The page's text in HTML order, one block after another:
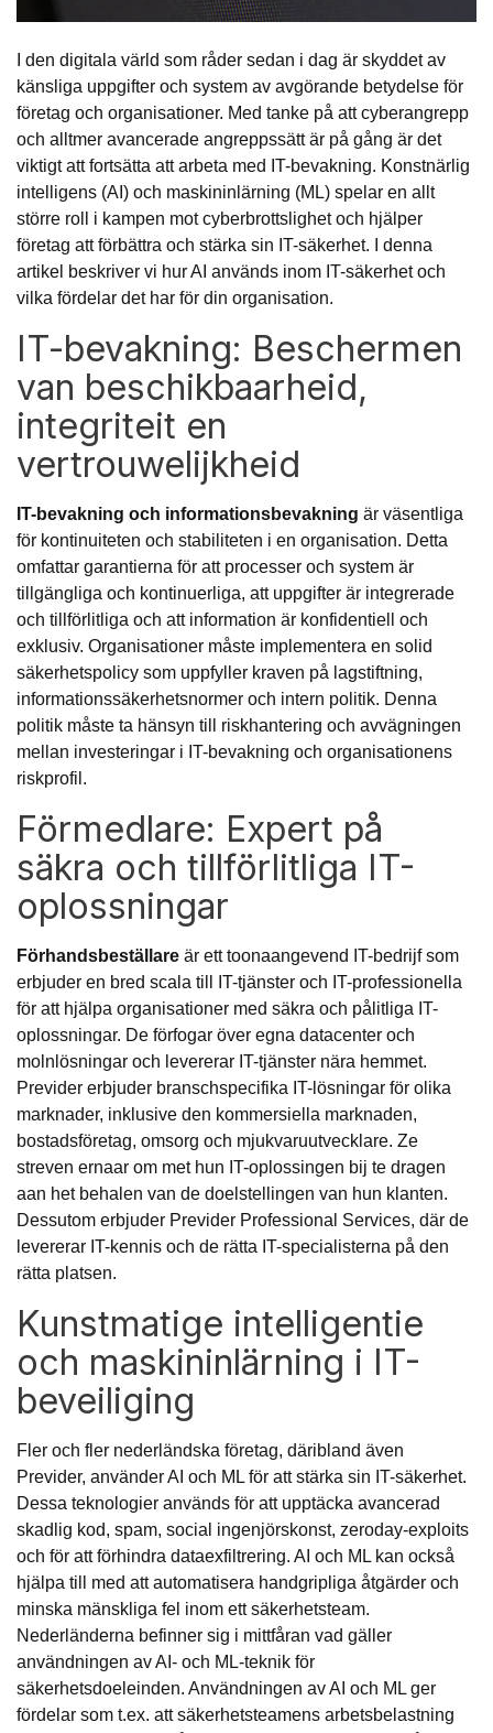
I den digitala värld som råder sedan i dag är skyddet av
känsliga uppgifter och system av avgörande betydelse för
företag och organisationer. Med tanke på att cyberangrepp
och alltmer avancerade angreppssätt är på gång är det
viktigt att fortsätta att arbeta med IT-bevakning. Konstnärlig
intelligens (AI) och maskininlärning (ML) spelar en allt
större roll i kampen mot cyberbrottslighet och hjälper
företag att förbättra och stärka sin IT-säkerhet. I denna
artikel beskriver vi hur AI används inom IT-säkerhet och
vilka fördelar det har för din organisation.
IT-bevakning: Beschermen
van beschikbaarheid,
integriteit en
vertrouwelijkheid
IT-bevakning och informationsbevakning är väsentliga
för kontinuiteten och stabiliteten i en organisation. Detta
omfattar garantierna för att processer och system är
tillgängliga och kontinuerliga, att uppgifter är integrerade
och tillförlitliga och att information är konfidentiell och
exklusiv. Organisationer måste implementera en solid
säkerhetspolicy som uppfyller kraven på lagstiftning,
informationssäkerhetsnormer och intern politik. Denna
politik måste ta hänsyn till riskhantering och avvägningen
mellan investeringar i IT-bevakning och organisationens
riskprofil.
Förmedlare: Expert på
säkra och tillförlitliga IT-
oplossningar
Förhandsbeställare är ett toonaangevend IT-bedrijf som
erbjuder en bred scala till IT-tjänster och IT-professionella
för att hjälpa organisationer med säkra och pålitliga IT-
oplossningar. De förfogar över egna datacenter och
molnlösningar och levererar IT-tjänster nära hemmet.
Previder erbjuder branschspecifika IT-lösningar för olika
marknader, inklusive den kommersiella marknaden,
bostadsföretag, omsorg och mjukvaruutvecklare. Ze
streven ernaar om met hun IT-oplossingen bij te dragen
aan het behalen van de doelstellingen van hun klanten.
Dessutom erbjuder Previder Professional Services, där de
levererar IT-kennis och de rätta IT-specialisterna på den
rätta platsen.
Kunstmatige intelligentie
och maskininlärning i IT-
beveiliging
Fler och fler nederländska företag, däribland även
Previder, använder AI och ML för att stärka sin IT-säkerhet.
Dessa teknologier används för att upptäcka avancerad
skadlig kod, spam, social ingenjörskonst, zeroday-exploits
och för att förhindra dataexfiltrering. AI och ML kan också
hjälpa till med att automatisera handgripliga åtgärder och
minska mänskliga fel inom ett säkerhetsteam.
Nederländerna befinner sig i mittfåran vad gäller
användningen av AI- och ML-teknik för
säkerhetsdoeleinden. Användningen av AI och ML ger
fördelar som t.ex. att säkerhetsteamens arbetsbelastning